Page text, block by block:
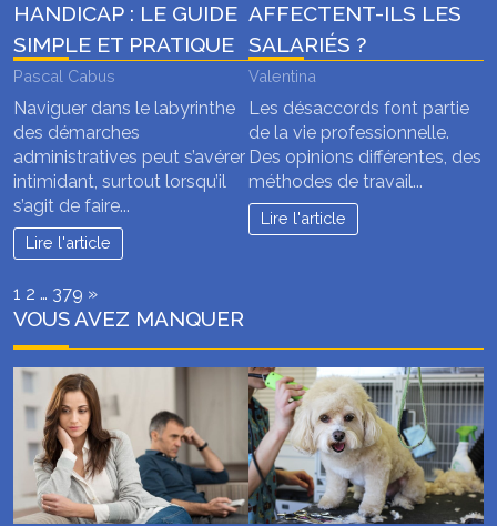
HANDICAP : LE GUIDE
SIMPLE ET PRATIQUE
Pascal Cabus
Naviguer dans le labyrinthe
des démarches
administratives peut s’avérer
intimidant, surtout lorsqu’il
s’agit de faire...
Lire l'article
AFFECTENT-ILS LES
SALARIÉS ?
Valentina
Les désaccords font partie
de la vie professionnelle.
Des opinions différentes, des
méthodes de travail...
Lire l'article
Page:
1 2 … 379 Next
»
VOUS AVEZ MANQUER